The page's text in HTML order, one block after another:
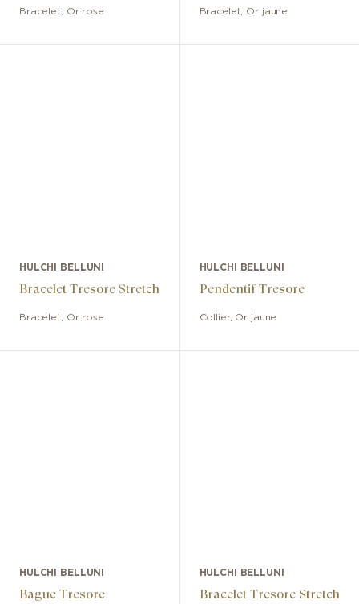
Bracelet Or rose Bracelet Or jaune
HULCHI BELLUNI
Bracelet Tresore Stretch
Bracelet Or rose
HULCHI BELLUNI
Pendentif Tresore
Collier, Or jaune
HULCHI BELLUNI
Bague Tresore
HULCHI BELLUNI
Bracelet Tresore Stretch